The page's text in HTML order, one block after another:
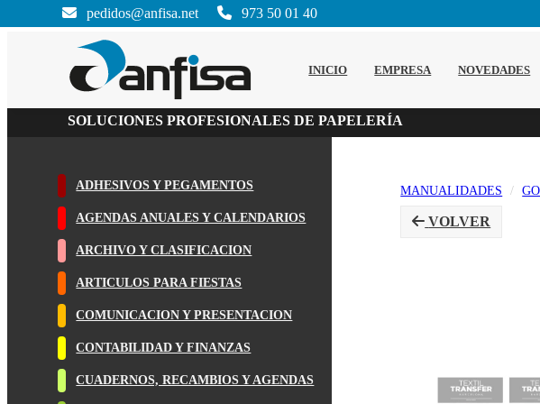
INICIO EMPRESA NOVEDADES
SOLUCIONES PROFESIONALES DE PAPELERÍA
pedidos@anfisa.net 973 50 01 40
ADHESIVOS Y PEGAMENTOS
AGENDAS ANUALES Y CALENDARIOS
ARCHIVO Y CLASIFICACION
ARTICULOS PARA FIESTAS
COMUNICACION Y PRESENTACION
CONTABILIDAD Y FINANZAS
CUADERNOS, RECAMBIOS Y AGENDAS
MANUALIDADES
VOLVER